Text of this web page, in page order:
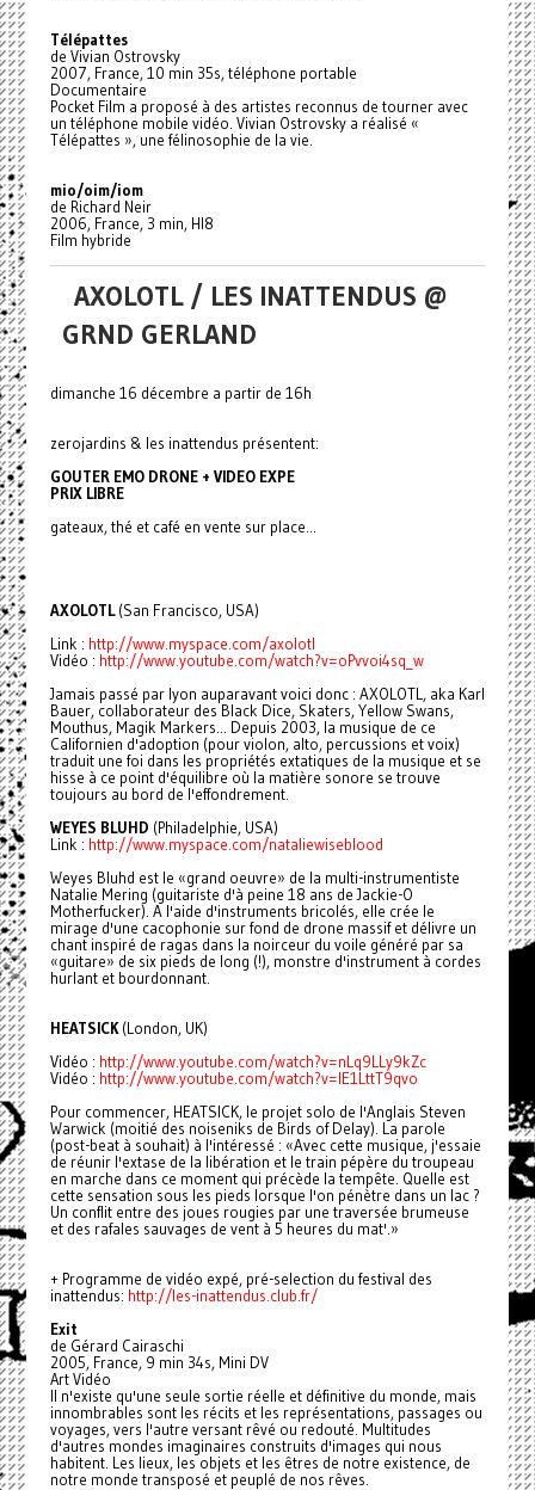
Télépattes
de Vivian Ostrovsky
2007, France, 10 min 35s, téléphone portable
Documentaire
Pocket Film a proposé à des artistes reconnus de tourner avec
un téléphone mobile vidéo. Vivian Ostrovsky a réalisé «
Télépattes », une félinosophie de la vie.
mio/oim/iom
de Richard Neir
2006, France, 3 min, HI8
Film hybride
AXOLOTL / LES INATTENDUS @
GRND GERLAND
dimanche 16 décembre a partir de 16h
zerojardins & les inattendus présentent:
GOUTER EMO DRONE + VIDEO EXPE
PRIX LIBRE
gateaux, thé et café en vente sur place...
AXOLOTL(San Francisco, USA)
Link : http://www.myspace.com/axolotl
Vidéo : http://www.youtube.com/watch?v=oPvvoi4sq_w
Jamais passé par lyon auparavant voici donc : AXOLOTL, aka Karl
Bauer, collaborateur des Black Dice, Skaters, Yellow Swans,
Mouthus, Magik Markers... Depuis 2003, la musique de ce
Californien d'adoption (pour violon, alto, percussions et voix)
traduit une foi dans les propriétés extatiques de la musique et se
hisse à ce point d'équilibre où la matière sonore se trouve
toujours au bord de l'effondrement.
WEYES BLUHD (Philadelphie, USA)
Link : http://www.myspace.com/nataliewiseblood
Weyes Bluhd est le «grand oeuvre» de la multi-instrumentiste
Natalie Mering (guitariste d'à peine 18 ans de Jackie-O
Motherfucker). A l'aide d'instruments bricolés, elle crée le
mirage d'une cacophonie sur fond de drone massif et délivre un
chant inspiré de ragas dans la noirceur du voile généré par sa
«guitare» de six pieds de long (!), monstre d'instrument à cordes
hurlant et bourdonnant.
HEATSICK(London, UK)
Vidéo : http://www.youtube.com/watch?v=nLq9LLy9kZc
Vidéo : http://www.youtube.com/watch?v=lE1LttT9qvo
Pour commencer, HEATSICK, le projet solo de l'Anglais Steven
Warwick (moitié des noiseniks de Birds of Delay). La parole
(post-beat à souhait) à l'intéressé : «Avec cette musique, j'essaie
de réunir l'extase de la libération et le train pépère du troupeau
en marche dans ce moment qui précède la tempête. Quelle est
cette sensation sous les pieds lorsque l'on pénètre dans un lac ?
Un conflit entre des joues rougies par une traversée brumeuse
et des rafales sauvages de vent à 5 heures du mat'.»
+ Programme de vidéo expé, pré-selection du festival des
inattendus: http://les-inattendus.club.fr/
Exit
de Gérard Cairaschi
2005, France, 9 min 34s, Mini DV
Art Vidéo
Il n'existe qu'une seule sortie réelle et définitive du monde, mais
innombrables sont les récits et les représentations, passages ou
voyages, vers l'autre versant rêvé ou redouté. Multitudes
d'autres mondes imaginaires construits d'images qui nous
habitent. Les lieux, les objets et les êtres de notre existence, de
notre monde transposé et peuplé de nos rêves.